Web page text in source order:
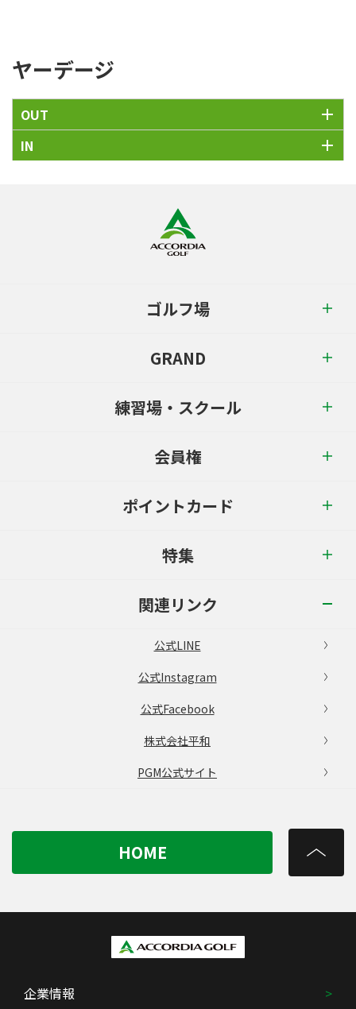
ヤーデージ
OUT
IN
ゴルフ場
GRAND
練習場・スクール
会員権
ポイントカード
特集
関連リンク
公式LINE
公式Instagram
公式Facebook
株式会社平和
PGM公式サイト
HOME
企業情報